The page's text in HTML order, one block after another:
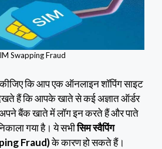
Swapping Fraud
कि आप एक ऑनलाइन शॉपिंग साइट
हैं कि आपके खाते से कई अज्ञात ऑर्डर
बैंक खाते में लॉग इन करते हैं और पाते
गया है। ये सभीसिम स्वैपिंग
Fraud)के कारण हो सकते हैं।